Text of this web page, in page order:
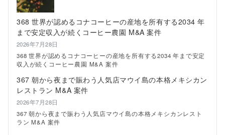
プ
レ
ー
ト
ラ
ン
チ
楽
し
ハ
ワ
イ
368 世界が認めるコナコーヒーの産地を所有する2034 年
まで安定収入が続くコーヒー農園 M&A 案件
2026年7月28日
368 世界が認めるコナコーヒーの産地を所有する2034 年まで安定
収入が続くコーヒー農園 M&A 案件
367 朝から夜まで賑わう人気店マウイ島の本格メキシカン
レストラン M&A 案件
2026年7月28日
367 朝から夜まで賑わう人気店マウイ島の本格メキシカンレスト
ラン M&A 案件